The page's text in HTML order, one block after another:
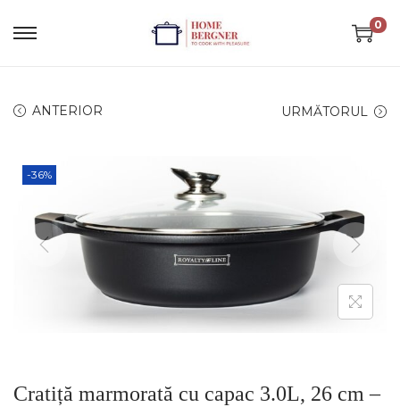
0
ANTERIOR URMĂTORUL
-36%
Cratiță marmorată cu capac 3.0L, 26 cm –